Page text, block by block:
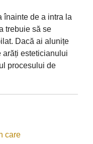
înainte de a intra la
trebuie să se
Dacă ai alunițe
arăți esteticianului
procesului de
care